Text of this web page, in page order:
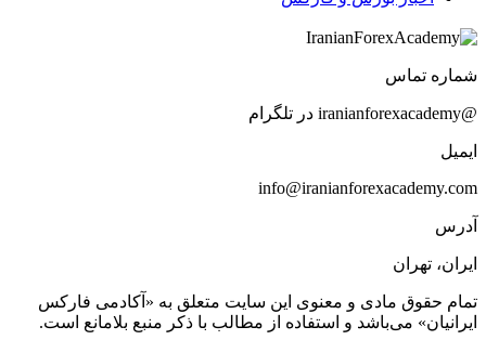
شماره تماس
@iranianforexacademy در تلگرام
ایمیل
info@iranianforexacademy.com
آدرس
ایران، تهران
تمام حقوق مادی و معنوی این سایت متعلق به «آکادمی فارکس
ایرانیان» می‌باشد و استفاده از مطالب با ذکر منبع بلامانع است.